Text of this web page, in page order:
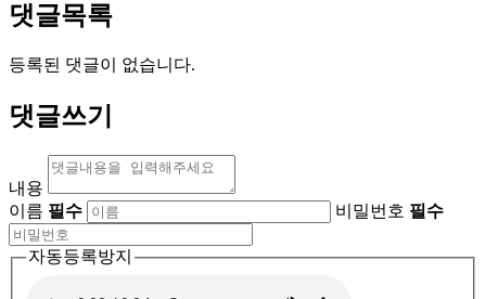
댓글목록
등록된 댓글이 없습니다.
댓글쓰기
내용
이름 필수 비밀번호 필수
자동등록방지